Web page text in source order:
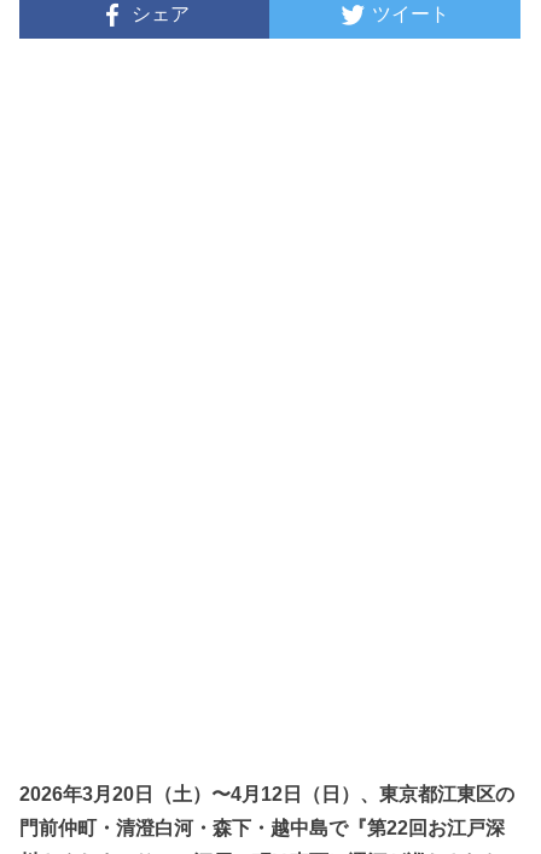
シェア ツイート
2026年3月20日（土）〜4月12日（日） 、東京都江東区の
門前仲町・清澄白河・森下・越中島で『第22回お江戸深